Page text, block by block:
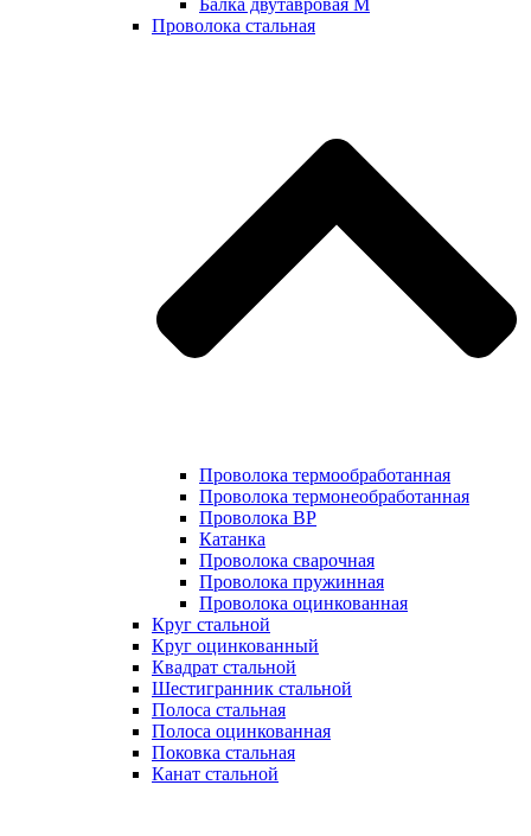
Балка двутавровая М
Проволока стальная
Проволока термообработанная
Проволока термонеобработанная
Проволока ВР
Катанка
Проволока сварочная
Проволока пружинная
Проволока оцинкованная
Круг стальной
Круг оцинкованный
Квадрат стальной
Шестигранник стальной
Полоса стальная
Полоса оцинкованная
Поковка стальная
Канат стальной